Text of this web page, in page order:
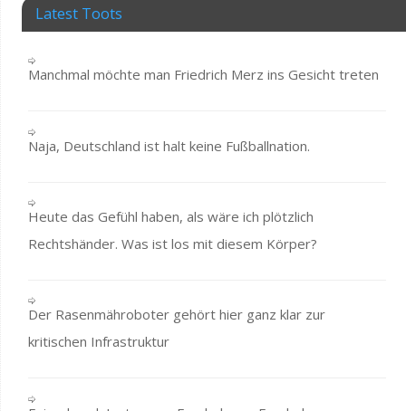
Latest Toots
Manchmal möchte man Friedrich Merz ins Gesicht treten
Naja, Deutschland ist halt keine Fußballnation.
Heute das Gefühl haben, als wäre ich plötzlich
Rechtshänder. Was ist los mit diesem Körper?
Der Rasenmähroboter gehört hier ganz klar zur
kritischen Infrastruktur